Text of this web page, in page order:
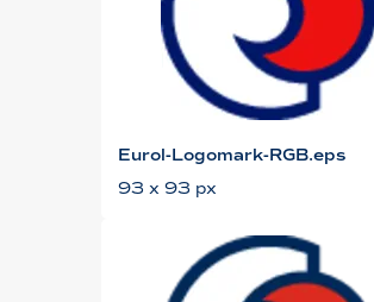
Eurol-Logomark-RGB.eps
93 x 93 px